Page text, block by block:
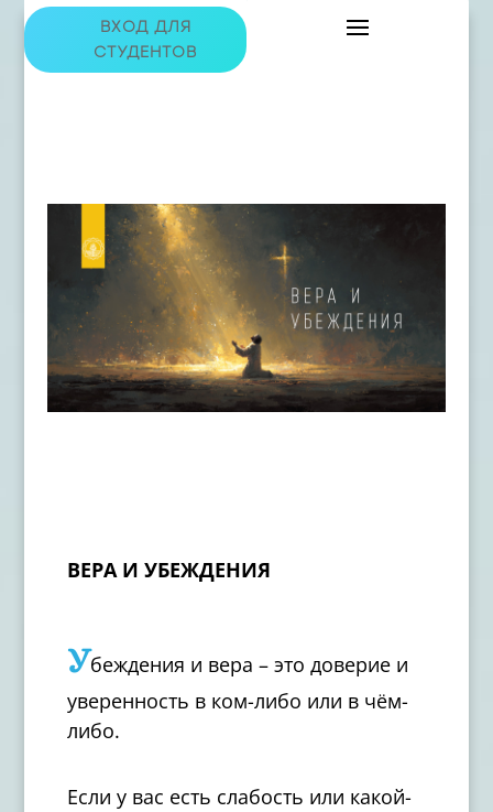
ВХОД ДЛЯ
СТУДЕНТОВ
ВЕРА И УБЕЖДЕНИЯ
Убеждения и вера – это доверие и
уверенность в ком-либо или в чём-
либо.
Если у вас есть слабость или какой-